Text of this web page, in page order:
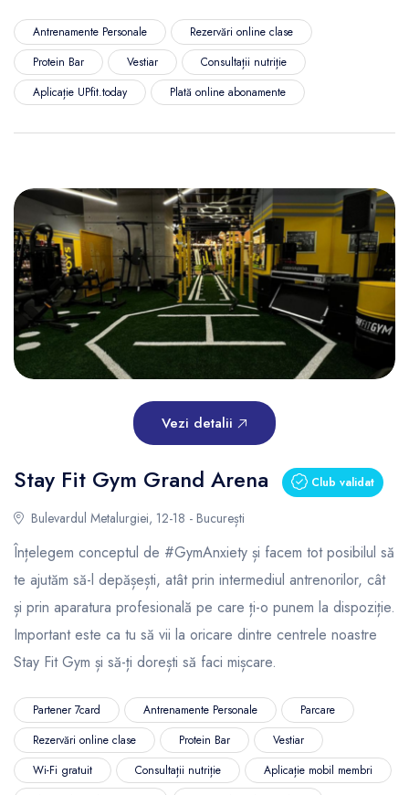
Antrenamente Personale
Rezervări online clase
Protein Bar
Vestiar
Consultații nutriție
Aplicație UPfit.today
Plată online abonamente
Vezi detalii
Stay Fit Gym Grand Arena Club validat
Bulevardul Metalurgiei, 12-18 - București
Înțelegem conceptul de #GymAnxiety și facem tot posibilul să
te ajutăm să-l depășești, atât prin intermediul antrenorilor, cât
și prin aparatura profesională pe care ți-o punem la dispoziție.
Important este ca tu să vii la oricare dintre centrele noastre
Stay Fit Gym și să-ți dorești să faci mișcare.
Partener 7card Antrenamente Personale
Parcare
Rezervări online clase
Protein Bar
Vestiar
Wi-Fi gratuit
Consultații nutriție
Aplicație mobil membri